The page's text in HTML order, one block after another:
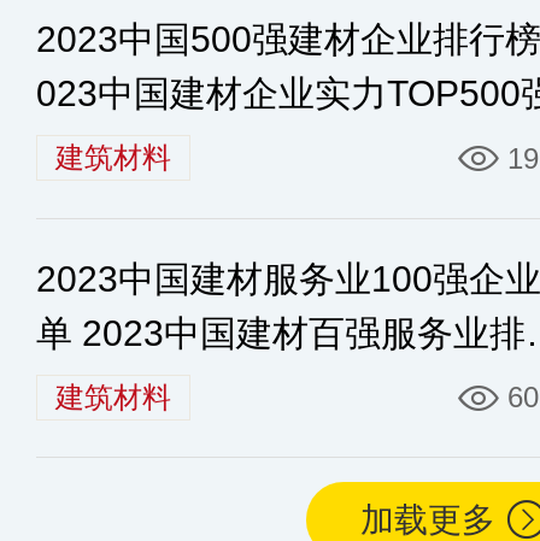
2023中国500强建材企业排行
023中国建材企业实力TOP500
建筑材料
2023中国建材服务业100强企
单 2023中国建材百强服务业排
榜建筑材料
加载更多